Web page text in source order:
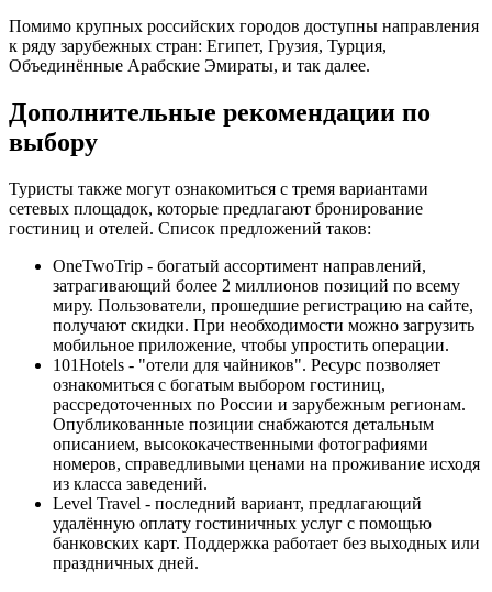
Помимо крупных российских городов доступны направления
к ряду зарубежных стран: Египет, Грузия, Турция,
Объединённые Арабские Эмираты, и так далее.
Дополнительные рекомендации по
выбору
Туристы также могут ознакомиться с тремя вариантами
сетевых площадок, которые предлагают бронирование
гостиниц и отелей. Список предложений таков:
OneTwoTrip - богатый ассортимент направлений,
затрагивающий более 2 миллионов позиций по всему
миру. Пользователи, прошедшие регистрацию на сайте,
получают скидки. При необходимости можно загрузить
мобильное приложение, чтобы упростить операции.
101Hotels - "отели для чайников". Ресурс позволяет
ознакомиться с богатым выбором гостиниц,
рассредоточенных по России и зарубежным регионам.
Опубликованные позиции снабжаются детальным
описанием, высококачественными фотографиями
номеров, справедливыми ценами на проживание исходя
из класса заведений.
Level Travel - последний вариант, предлагающий
удалённую оплату гостиничных услуг с помощью
банковских карт. Поддержка работает без выходных или
праздничных дней.